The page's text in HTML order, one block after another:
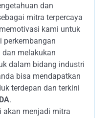
dan
mitra terpercaya
kami untuk
perkembangan
melakukan
dalam bidang industri
bisa mendapatkan
terdepan dan terkini
.
menjadi mitra